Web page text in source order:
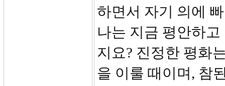
하면서 자기 의에
나는 지금 평안하
지요? 진정한 평화
을 이룰 때이며, 참